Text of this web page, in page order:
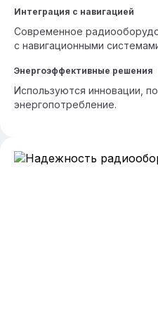
Интеграция с навигацией
Современное
с навигационными
Энергоэффективные решения
Используются инновации,
энергопотребление.